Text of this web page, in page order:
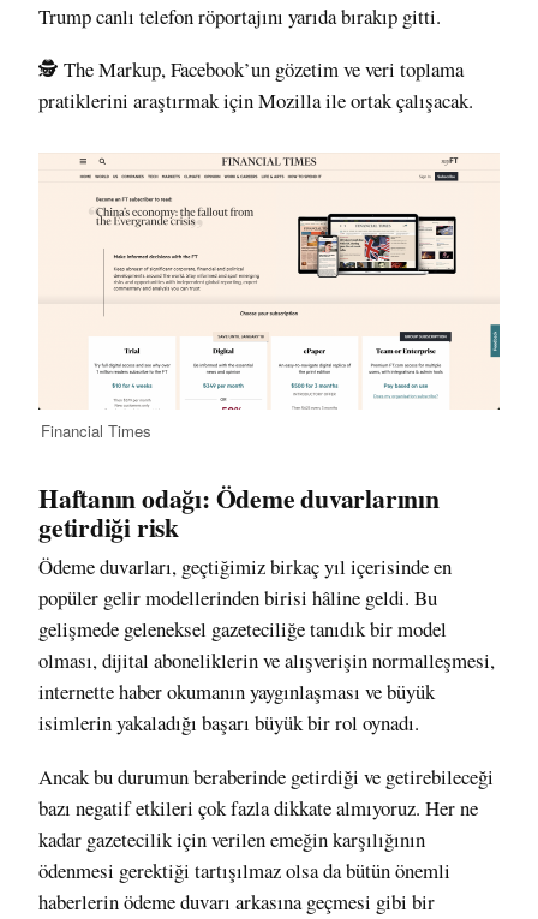
Trump canlı telefon röportajını yarıda bırakıp gitti.
🕵️ The Markup, Facebook’un gözetim ve veri toplama
pratiklerini araştırmak için Mozilla ileortak çalışacak.
Financial Times
Haftanın odağı: Ödeme duvarlarının
getirdiği risk
Ödeme duvarları, geçtiğimiz birkaç yıl içerisinde en
popüler gelir modellerinden birisi hâline geldi. Bu
gelişmede geleneksel gazeteciliğe tanıdık bir model
olması, dijital aboneliklerin ve alışverişin normalleşmesi,
internette haber okumanın yaygınlaşması ve büyük
isimlerin yakaladığı başarı büyük bir rol oynadı.
Ancak bu durumun beraberinde getirdiği ve getirebileceği
bazı negatif etkileri çok fazla dikkate almıyoruz. Her ne
kadar gazetecilik için verilen emeğin karşılığının
ödenmesi gerektiği tartışılmaz olsa da bütün önemli
haberlerin ödeme duvarı arkasına geçmesi gibi bir